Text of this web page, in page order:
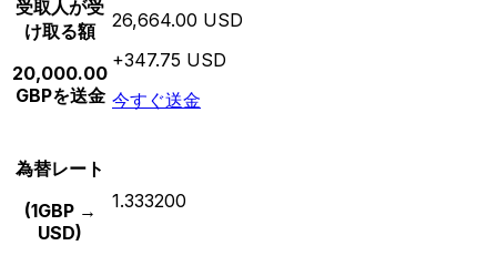
受取人が受
け取る額
20,000.00
GBPを送金
26,664.00 USD
+347.75 USD
今すぐ送金
為替レート
(1GBP →
USD)
1.333200